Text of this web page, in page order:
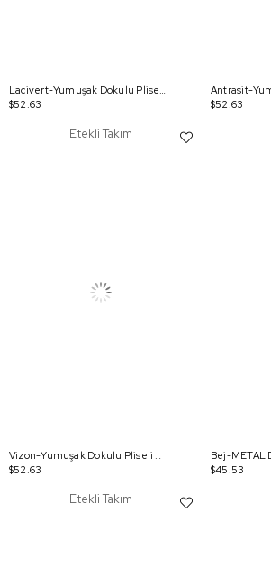
Lacivert-Yumuşak Dokulu Pliseli Şık Etekli Takım
$52.63
$52.63
Etekli Takım
Vizon-Yumuşak Dokulu Pliseli Şık Etekli Takım
$52.63
$45.53
Etekli Takım